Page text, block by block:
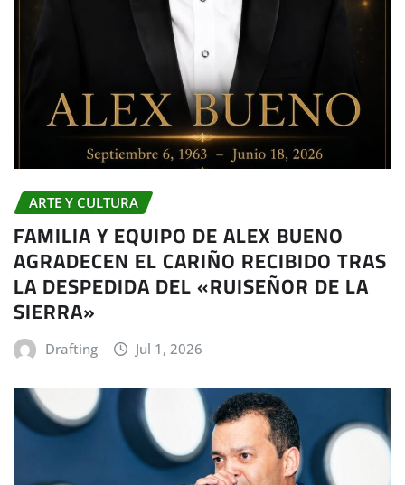
ARTE Y CULTURA
FAMILIA Y EQUIPO DE ALEX BUENO
AGRADECEN EL CARIÑO RECIBIDO TRAS
LA DESPEDIDA DEL «RUISEÑOR DE LA
SIERRA»
Drafting Jul 1, 2026